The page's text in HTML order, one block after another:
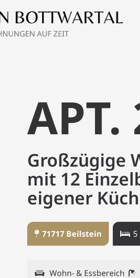
APT.
Großzügige
mit 12
eigener
71717 Beilstein 5
Wohn- & Essbereich